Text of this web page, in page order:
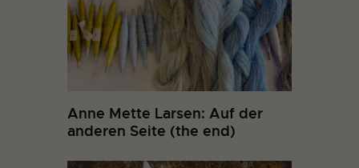
Anne Mette Larsen: Auf der
anderen Seite (the end)